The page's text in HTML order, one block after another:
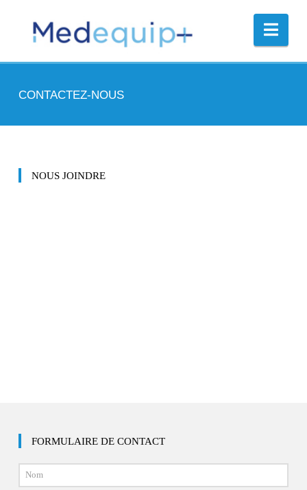
CONTACTEZ-NOUS
NOUS JOINDRE
FORMULAIRE DE CONTACT